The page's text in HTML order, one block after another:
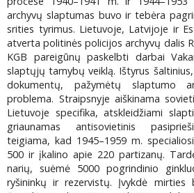
archyvų slaptumas buvo ir tebėra
srities tyrimus. Lietuvoje, Latvijoje ir
atverta politinės policijos archyvų dalis
KGB pareigūnų paskelbti darbai
slaptųjų tarnybų veiklą. Ištyrus
dokumentų, pažymėtų slaptumo
problema. Straipsnyje aiškinama
Lietuvoje specifika, atskleidžiami
griaunamas antisovietinis
teigiama, kad 1945–1959 m.
500 ir įkalino apie 220 partizanų.
narių, suėmė 5000 pogrindinio
ryšininkų ir rezervistų. Įvykdė mirties